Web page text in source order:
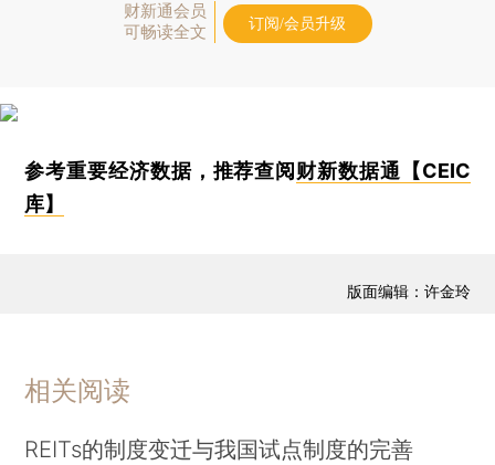
财新通会员
可畅读全文
订阅/会员升级
参考重要经济数据，推荐查阅财新数据通【CEIC
库】
版面编辑：许金玲
相关阅读
REITs的制度变迁与我国试点制度的完善